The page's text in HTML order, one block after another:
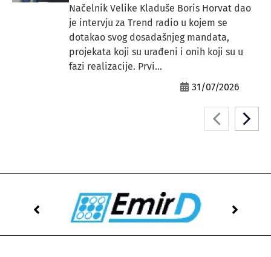
Načelnik Velike Kladuše Boris Horvat dao
je intervju za Trend radio u kojem se
dotakao svog dosadašnjeg mandata,
projekata koji su urađeni i onih koji su u
fazi realizacije. Prvi...
31/07/2026